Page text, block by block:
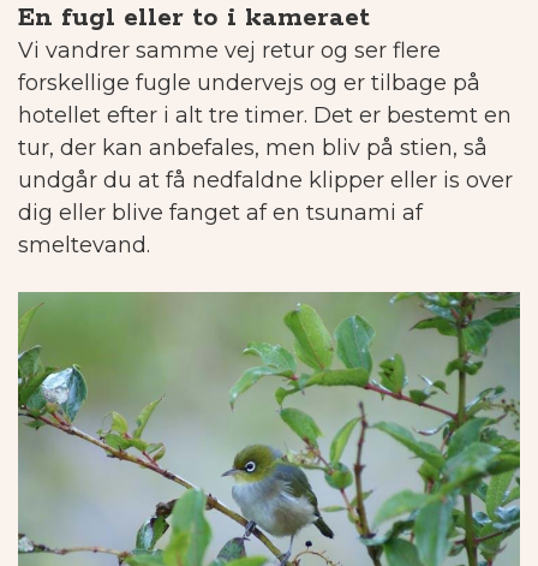
En fugl eller to i kameraet
Vi vandrer samme vej retur og ser flere
forskellige fugle undervejs og er tilbage på
hotellet efter i alt tre timer. Det er bestemt en
tur, der kan anbefales, men bliv på stien, så
undgår du at få nedfaldne klipper eller is over
dig eller blive fanget af en tsunami af
smeltevand.